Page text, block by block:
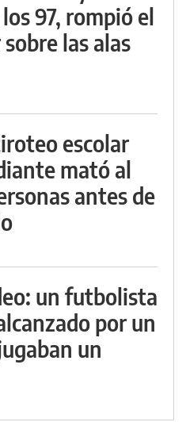
97, rompió el
las alas
escolar
mató al
antes de
un futbolista
por un
un